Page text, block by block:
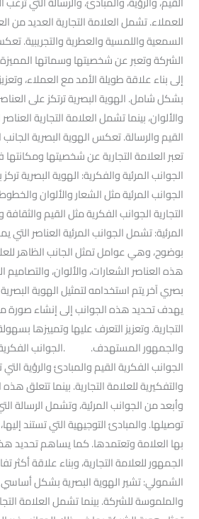
للعملاء. تشمل العلامة التجارية العديد من
السمعية واللمسية والعطرية والتجريبية.
الشركة وتعبر عن شخصيتها وسماتها
إلى بناء علاقة طويلة الأمد مع العملاء،
بشكل شامل. الهوية البصرية ترتكز على
والألوان، بينما تشمل العلامة التجارية
القيم والرسالة. تعكس الهوية البصرية الجانب
تعبر العلامة التجارية عن شخصيتها
الجوانب المرئية والفكرية: الهوية البصرية
الجوانب المرئية مثل الشعار والألوان
التجارية الجوانب الفكرية مثل القيم
المرئية: تشمل الجوانب المرئية العناصر التي
بوضوح، وهي عوامل تمثل الجانب الظاهر
هذه العناصر الشعارات، والألوان، والتصاميم
بصري آخر يتم استخدامه لتمثيل الهوية البصرية
يهدف تحديد هذه الجوانب إلى إنشاء صورة
التجارية. وتعزيز التعرف عليها وتمييزها
والجمهور المستهدف. .الجوانب
الجوانب الفكرية القيم والمبادئ والرؤية
والتفكيرية للعلامة التجارية. بينما تتعلق
وأبعد من الجوانب المرئية، وتشمل الرسالة
توصيلها. والمبادئ التوجيهية التي تستند
بها العلامة وتعتمدها. كما يساهم تحديد
الجمهور للعلامة التجارية، وبناء علاقة أكثر
الشمولي: تشير الهوية البصرية بشكل أساسي
والملموسة للشركة. بينما تشمل العلامة